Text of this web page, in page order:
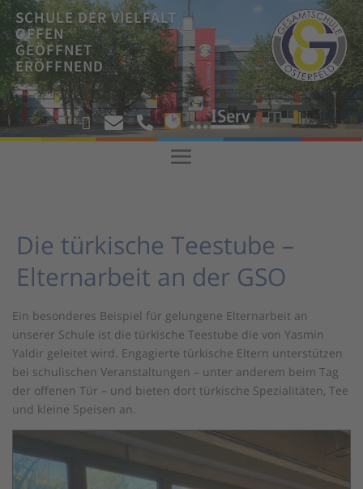
SCHULE DER VIELFALT
OFFEN
GEÖFFNET
ERÖFFNEND
   ! !
Die türkische Teestube –
Elternarbeit an der GSO
Ein besonderes Beispiel für gelungene Elternarbeit an
unserer Schule ist die türkische Teestube die von Yasmin
Yaldir geleitet wird. Engagierte türkische Eltern unterstützen
bei schulischen Veranstaltungen – unter anderem beim Tag
der offenen Tür – und bieten dort türkische Spezialitäten, Tee
und kleine Speisen an.